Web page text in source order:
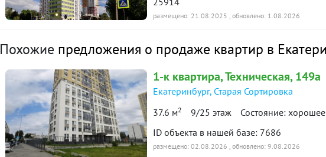
хороший косметический ремонт. Новому собственнику
можем оставить мебель и технику, по договоренности.
Автостоянка за дoмом. Документы готовы. Ипотека
На все вопросы отвечу по телефону.
ID объекта в нашей базе: 1081
Подробнее о
90 дн.
в продаже
1-к квартира · 34.2 м² · 25/26
этаж
30 июля 2025
в продаже
1-к квартира · 29 м² · 7/26
90 дн.
размещено: 21.08.2025 , обновлено: 1.08.2026
Похожие предложения о продаже квартир в
1-к квартира, Техническая, 149а
Екатеринбург, Старая Сортировка
37.6 м2 9/25 этаж Состояние: хорошее
ID объекта в нашей базе: 7686
размещено: 02.08.2026 , обновлено: 9.08.2026